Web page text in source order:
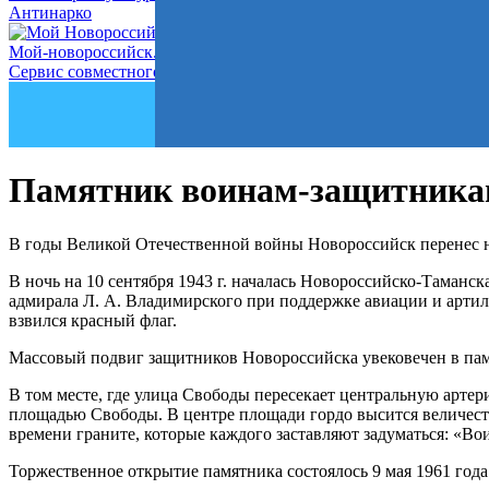
Антинарко
Мой-новороссийск.рф
Сервис совместного управления городом
Памятник воинам-
В годы Великой Отечественной войны Новороссийск
В ночь на 10 сентября 1943 г. началась Новороссийско-
адмирала Л. А. Владимирского при поддержке авиации и
взвился красный флаг.
Массовый подвиг защитников Новороссийска увековечен в
В том месте, где улица Свободы пересекает центральную
площадью Свободы. В центре площади гордо высится
времени граните, которые каждого заставляют задуматься:
Торжественное открытие памятника состоялось 9 мая 1961